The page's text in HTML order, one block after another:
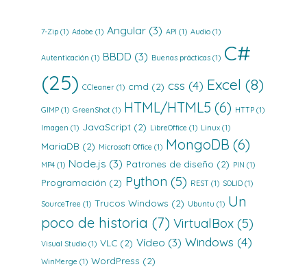
7-Zip (1) Adobe (1) Angular (3) API (1) Audio (1)
Autenticación (1) BBDD (3) Buenas prácticas (1) C#
(25) CCleaner (1) cmd (2) css (4) Excel (8)
GIMP (1) GreenShot (1) HTML/HTML5 (6) HTTP (1)
Imagen (1) JavaScript (2) LibreOffice (1) Linux (1)
MariaDB (2) Microsoft Office (1) MongoDB (6)
MP4 (1) Node.js (3) Patrones de diseño (2) PIN (1)
Programación (2) Python (5) REST (1) SOLID (1)
SourceTree (1) Trucos Windows (2) Ubuntu (1) Un
poco de historia (7) VirtualBox (5)
Visual Studio (1) VLC (2) Vídeo (3) Windows (4)
WinMerge (1) WordPress (2)